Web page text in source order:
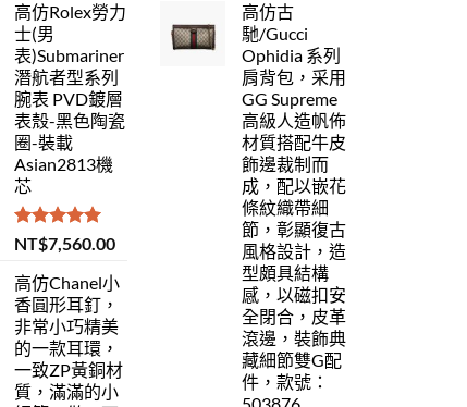
高仿Rolex勞力
士(男
表)Submariner
潛航者型系列
腕表 PVD鍍層
表殼-黑色陶瓷
圈-裝載
Asian2813機
芯
評分 5.00
滿分 5
NT$7,560.00
高仿Chanel小
香圓形耳釘，
非常小巧精美
的一款耳環，
一致ZP黃銅材
質，滿滿的小
高仿古
馳/Gucci
Ophidia 系列
肩背包，采用
GG Supreme
高級人造帆佈
材質搭配牛皮
飾邊裁制而
成，配以嵌花
條紋織帶細
節，彰顯復古
風格設計，造
型頗具結構
感，以磁扣安
全閉合，皮革
滾邊，裝飾典
藏細節雙G配
件，款號：